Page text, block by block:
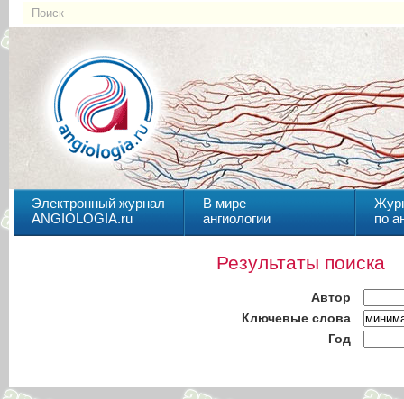
Электронный журнал
ANGIOLOGIA.ru
В мире
ангиологии
по
Результаты поиска
Автор
Ключевые слова
Год